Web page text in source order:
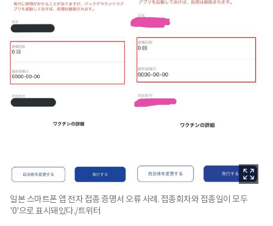
일본 스마트폰 앱 전자 접종 증명서 오류 사례. 접종회차와 접종일이 모두
'0'으로 표시돼있다./트위터